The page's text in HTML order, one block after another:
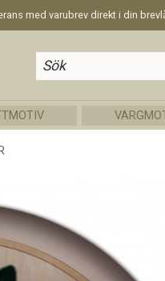
med varubrev direkt i din